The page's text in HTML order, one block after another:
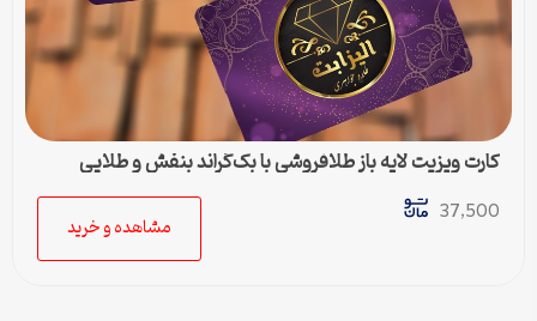
کارت ویزیت لایه باز طلافروشی با بک‌گراند بنفش و طلایی
37,500
مشاهده و خرید